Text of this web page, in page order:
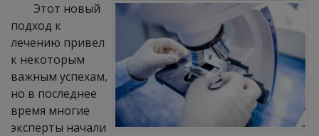
Этот новый
подход к
лечению привел
к некоторым
важным успехам,
но в последнее
время многие
эксперты начали